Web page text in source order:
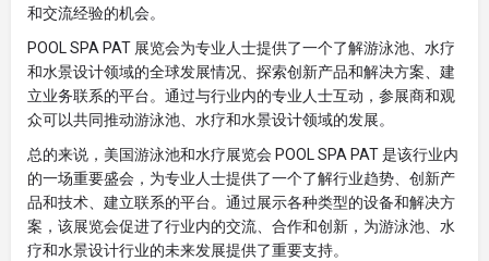
和交流经验的机会。
POOL SPA PAT 展览会为专业人士提供了一个了解游泳池、水疗
和水景设计领域的全球发展情况、探索创新产品和解决方案、建
立业务联系的平台。通过与行业内的专业人士互动，参展商和观
众可以共同推动游泳池、水疗和水景设计领域的发展。
总的来说，美国游泳池和水疗展览会 POOL SPA PAT 是该行业内
的一场重要盛会，为专业人士提供了一个了解行业趋势、创新产
品和技术、建立联系的平台。通过展示各种类型的设备和解决方
案，该展览会促进了行业内的交流、合作和创新，为游泳池、水
疗和水景设计行业的未来发展提供了重要支持。